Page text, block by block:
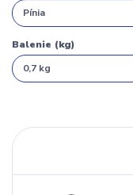
Balenie (kg)